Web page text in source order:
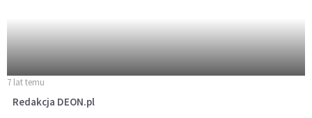
7 lat temu
Redakcja DEON.pl